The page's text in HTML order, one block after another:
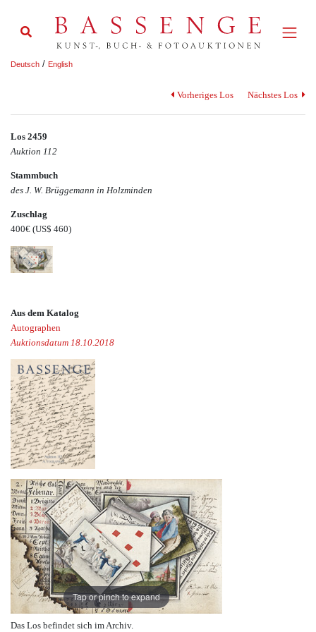
Deutsch / English
Vorheriges Los Nächstes Los
Los 2459
Auktion 112
Stammbuch
des J. W. Brüggemann in Holzminden
Zuschlag
400€ (US$ 460)
Aus dem Katalog
Autographen
Auktionsdatum 18.10.2018
Tap or pinch to expand
Das Los befindet sich im Archiv.